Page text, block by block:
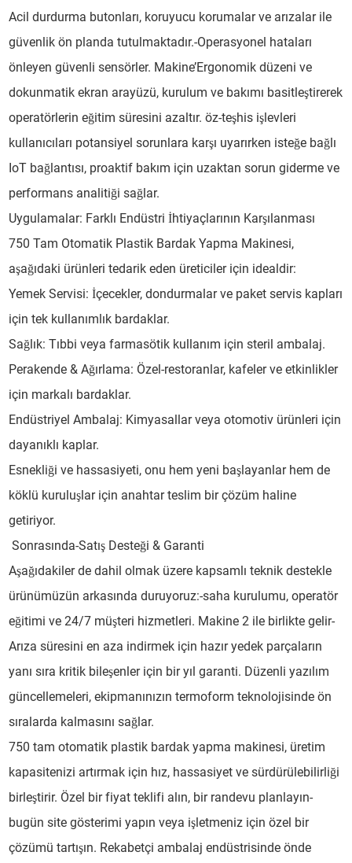
Acil durdurma butonları, koruyucu korumalar ve arızalar ile
güvenlik ön planda tutulmaktadır.-Operasyonel hataları
önleyen güvenli sensörler. Makine’Ergonomik düzeni ve
dokunmatik ekran arayüzü, kurulum ve bakımı basitleştirerek
operatörlerin eğitim süresini azaltır. öz-teşhis işlevleri
kullanıcıları potansiyel sorunlara karşı uyarırken isteğe bağlı
IoT bağlantısı, proaktif bakım için uzaktan sorun giderme ve
performans analitiği sağlar.
Uygulamalar: Farklı Endüstri İhtiyaçlarının Karşılanması
750 Tam Otomatik Plastik Bardak Yapma Makinesi,
aşağıdaki ürünleri tedarik eden üreticiler için idealdir:
Yemek Servisi: İçecekler, dondurmalar ve paket servis kapları
için tek kullanımlık bardaklar.
Sağlık: Tıbbi veya farmasötik kullanım için steril ambalaj.
Perakende & Ağırlama: Özel-restoranlar, kafeler ve etkinlikler
için markalı bardaklar.
Endüstriyel Ambalaj: Kimyasallar veya otomotiv ürünleri için
dayanıklı kaplar.
Esnekliği ve hassasiyeti, onu hem yeni başlayanlar hem de
köklü kuruluşlar için anahtar teslim bir çözüm haline
getiriyor.
Sonrasında-Satış Desteği & Garanti
Aşağıdakiler de dahil olmak üzere kapsamlı teknik destekle
ürünümüzün arkasında duruyoruz:-saha kurulumu, operatör
eğitimi ve 24/7 müşteri hizmetleri. Makine 2 ile birlikte gelir-
Arıza süresini en aza indirmek için hazır yedek parçaların
yanı sıra kritik bileşenler için bir yıl garanti. Düzenli yazılım
güncellemeleri, ekipmanınızın termoform teknolojisinde ön
sıralarda kalmasını sağlar.
750 tam otomatik plastik bardak yapma makinesi, üretim
kapasitenizi artırmak için hız, hassasiyet ve sürdürülebilirliği
birleştirir. Özel bir fiyat teklifi alın, bir randevu planlayın-
bugün site gösterimi yapın veya işletmeniz için özel bir
çözümü tartışın. Rekabetçi ambalaj endüstrisinde önde